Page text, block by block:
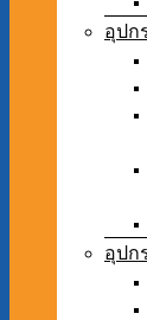
อุปก
อุปก